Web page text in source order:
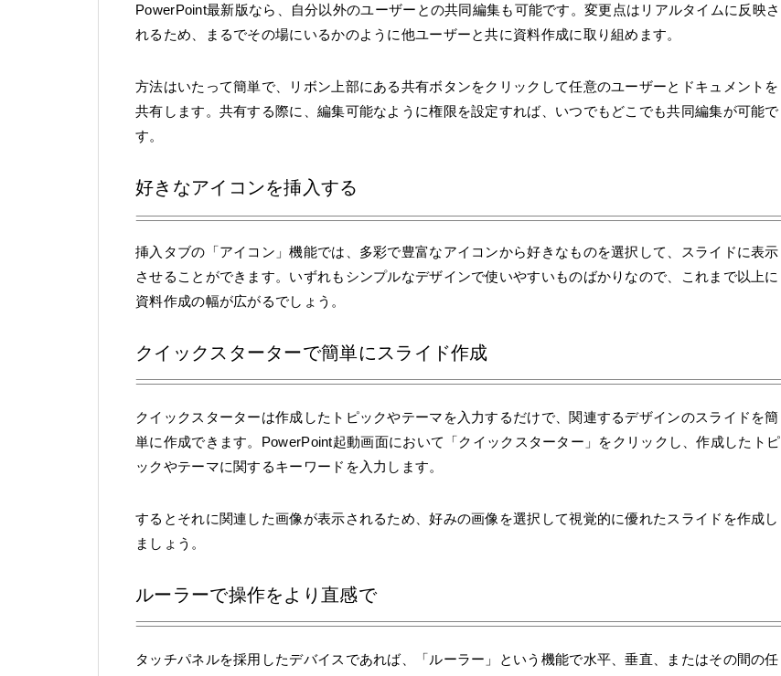
PowerPoint最新版なら、自分以外のユーザーとの共同編集も可能です。変更点はリアルタイムに反映さ
れるため、まるでその場にいるかのように他ユーザーと共に資料作成に取り組めます。
方法はいたって簡単で、リボン上部にある共有ボタンをクリックして任意のユーザーとドキュメントを
共有します。共有する際に、編集可能なように権限を設定すれば、いつでもどこでも共同編集が可能で
す。
好きなアイコンを挿入する
挿入タブの「アイコン」機能では、多彩で豊富なアイコンから好きなものを選択して、スライドに表示
させることができます。いずれもシンプルなデザインで使いやすいものばかりなので、これまで以上に
資料作成の幅が広がるでしょう。
クイックスターターで簡単にスライド作成
クイックスターターは作成したトピックやテーマを入力するだけで、関連するデザインのスライドを簡
単に作成できます。PowerPoint起動画面において「クイックスターター」をクリックし、作成したトピ
ックやテーマに関するキーワードを入力します。
するとそれに関連した画像が表示されるため、好みの画像を選択して視覚的に優れたスライドを作成し
ましょう。
ルーラーで操作をより直感で
タッチパネルを採用したデバイスであれば、「ルーラー」という機能で水平、垂直、またはその間の任